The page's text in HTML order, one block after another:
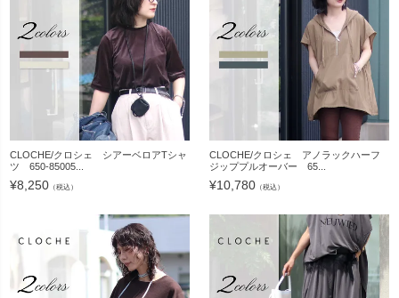
CLOCHE/クロシェ シアーベロアTシャ
ツ 650-85005...
¥8,250 （税込）
CLOCHE/クロシェ アノラックハーフ
ジッププルオーバー 65...
¥10,780 （税込）